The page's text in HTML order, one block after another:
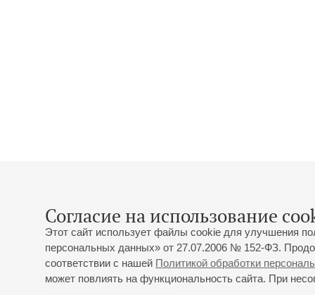
Согласие на использование
Этот сайт использует файлы cookie для улучшения
персональных данных» от 27.07.2006 № 152-ФЗ.
соответствии с нашей Политикой обработки
может повлиять на функциональность сайта. При